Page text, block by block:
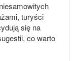
turyści
się na
co warto